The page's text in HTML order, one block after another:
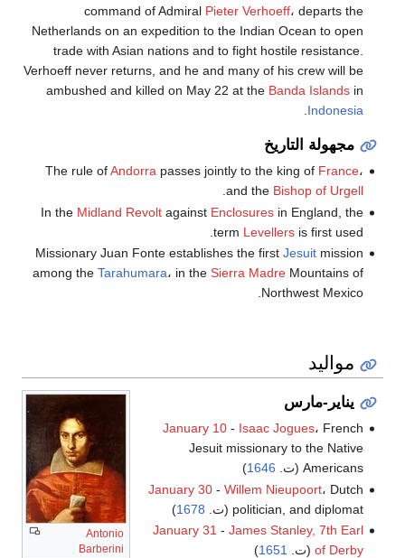
command of Admiral Pieter Verhoeff، departs the
Netherlands on an expedition to the Indian Ocean to open
trade with Asian nations and to fight hostile resistance.
Verhoeff never returns, and he and many of his crew will be
ambushed and killed on May 22 at the Banda Islandsin
Indonesia
مجهولة التاريخ
The rule ofAndorrapasses jointly to the king of France،
and the Bishop of Urgell
.
In the Midland Revoltagainst Enclosuresin England, the
term Levellersis first used.
Missionary Juan Fonte establishes the first Jesuitmission
among the Tarahumara، in the Sierra MadreMountains of
Northwest Mexico.
مواليد
Antonio
Barberini
يناير-مارس
January 10- Isaac Jogues، French
Jesuit missionary to the Native
Americans (ت.
1646
)
January 30- Willem Nieupoort، Dutch
politician, and diplomat (ت.
1678
)
January 31 - James Stanley, 7th Earl
of Derby (ت. 1651
)